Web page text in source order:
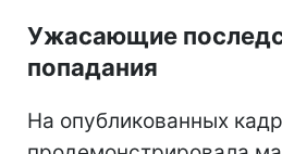
Ужасающие
попадания
На опубликованных